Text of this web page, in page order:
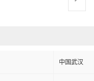
中国武汉